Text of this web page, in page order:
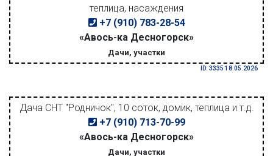
теплица, насаждения
+7 (910) 783-28-54
«Авось-ка Десногорск»
Дачи, участки
ID: 3335 18.05.2026
Дача СНТ "Родничок", 10 соток, домик, теплица и т.д.
+7 (910) 713-70-99
«Авось-ка Десногорск»
Дачи, участки